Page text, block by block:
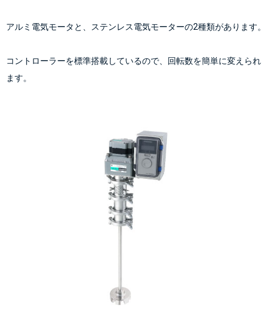
アルミ電気モータと、ステンレス電気モーターの2種類があります。
コントローラーを標準搭載しているので、回転数を簡単に変えられ
ます。